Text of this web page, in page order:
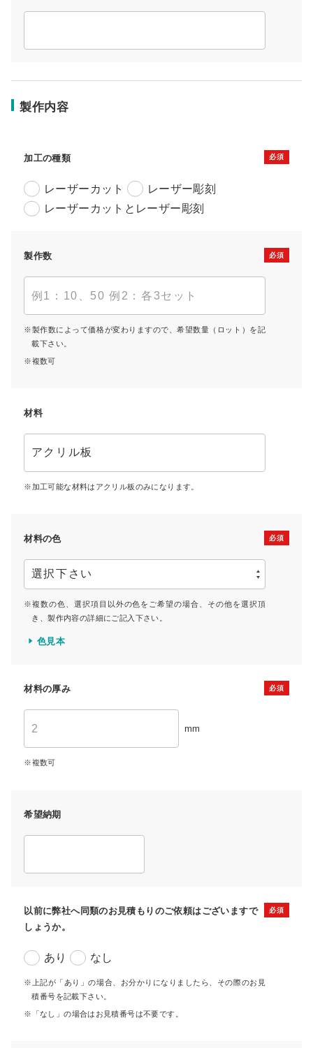
製作内容
加工の種類
レーザーカット
レーザー彫刻
レーザーカットとレーザー彫刻
製作数
製作数によって価格が変わりますので、希望数量（ロット）を記
載下さい。
複数可
材料
加工可能な材料はアクリル板のみになります。
材料の色
複数の色、選択項目以外の色をご希望の場合、その他を選択頂
き、製作内容の詳細にご記入下さい。
色見本
材料の厚み
mm
複数可
希望納期
以前に弊社へ同類のお見積もりのご依頼はございますで
しょうか。
あり なし
上記が「あり」の場合、お分かりになりましたら、その際のお見
積番号を記載下さい。
「なし」の場合はお見積番号は不要です。